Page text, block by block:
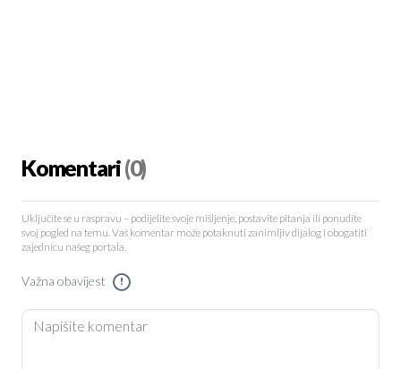
Komentari(0)
Uključite se u raspravu – podijelite svoje mišljenje, postavite pitanja ili ponudite
svoj pogled na temu. Vaš komentar može potaknuti zanimljiv dijalog i obogatiti
zajednicu našeg portala.
Važna obavijest !